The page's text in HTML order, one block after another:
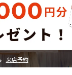
来店予約